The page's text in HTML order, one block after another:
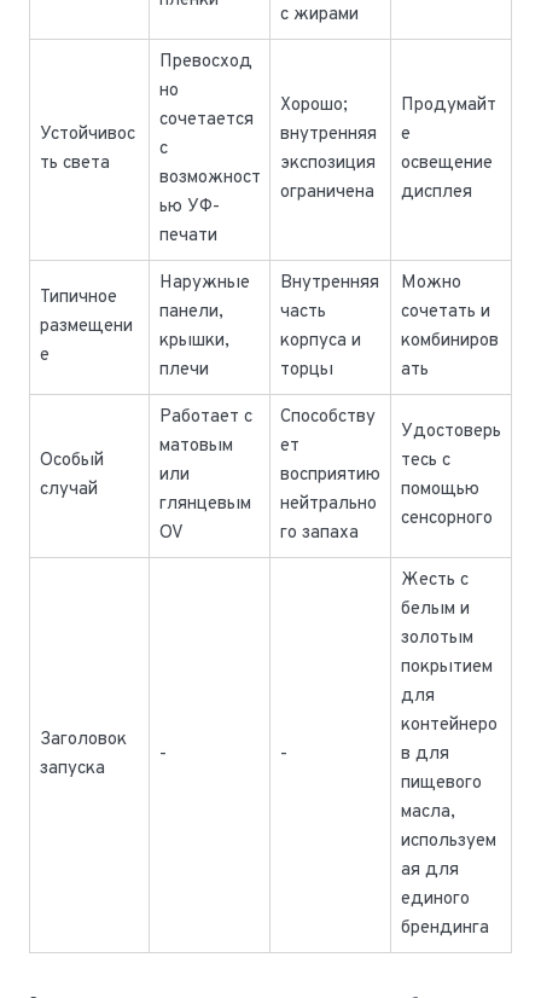
с жирами
Устойчивос
ть света
Превосход
но
сочетается
с
возможност
ью УФ-
печати
Хорошо;
внутренняя
экспозиция
ограничена
Продумайт
е
освещение
дисплея
Типичное
размещени
е
Наружные
панели,
крышки,
плечи
Внутренняя
часть
корпуса и
торцы
Можно
сочетать и
комбиниров
ать
Особый
случай
Работает с
матовым
или
глянцевым
OV
Способству
ет
восприятию
нейтрально
го запаха
Удостоверь
тесь с
помощью
сенсорного
Заголовок
запуска
- -
Жесть с
белым и
золотым
покрытием
для
контейнеро
в для
пищевого
масла,
используем
ая для
единого
брендинга